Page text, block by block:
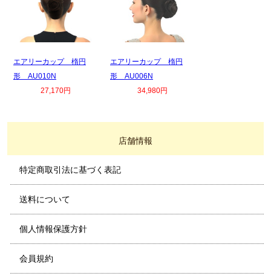
エアリーカップ 楕円
形 AU010N
27,170円
エアリーカップ 楕円
形 AU006N
34,980円
店舗情報
特定商取引法に基づく表記
送料について
個人情報保護方針
会員規約